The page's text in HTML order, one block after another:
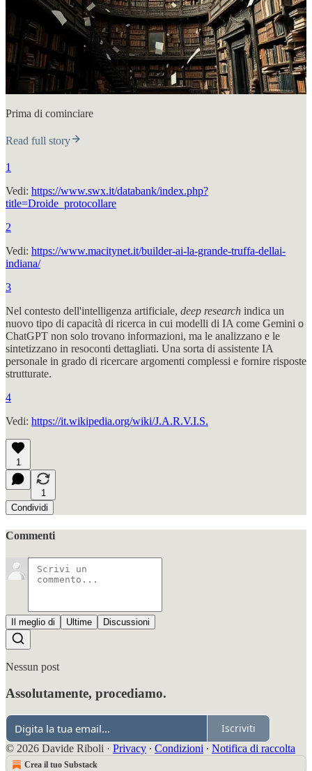
Prima di cominciare
Read full story
1
Vedi: https://www.swx.it/databank/index.php?
title=Droide_protocollare
2
Vedi: https://www.macitynet.it/builder-ai-la-grande-truffa-dellai-
indiana/
3
Nel contesto dell'intelligenza artificiale, deep research indica un
nuovo tipo di capacità di ricerca in cui modelli di IA come Gemini o
ChatGPT non solo trovano informazioni, ma le analizzano e le
sintetizzano in resoconti dettagliati. Una sorta di assistente IA
personale in grado di ricercare argomenti complessi e fornire risposte
strutturate.
4
Vedi: https://it.wikipedia.org/wiki/J.A.R.V.I.S.
1
1
Condividi
Commenti
Il meglio di Ultime Discussioni
Nessun post
Assolutamente, procediamo.
Iscriviti
© 2026 Davide Riboli · Privacy ∙ Condizioni ∙ Notifica di raccolta
Crea il tuo Substack